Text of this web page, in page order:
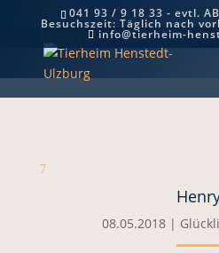
041 93 / 9 18 33 - evtl.
Besuchszeit: Täglich nach
info@tierheim-
Henry
7
08.05.2018|